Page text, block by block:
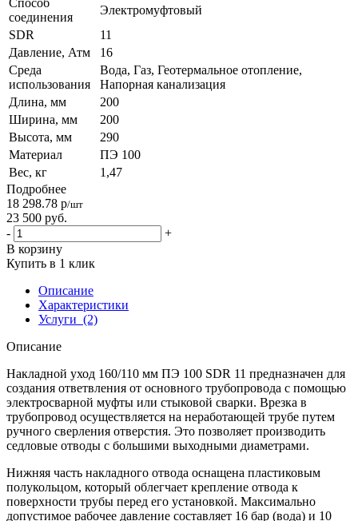
соединения
Электромуфтовый
SDR
11
Давление, Атм
16
Среда
использования
Вода, Газ, Геотермальное отопление,
Напорная канализация
Длина, мм
200
Ширина, мм
200
Высота, мм
290
Материал
ПЭ 100
Вес, кг
1,47
Подробнее
18 298.78 р/шт
23 500 руб.
-
+
В корзину
Купить в 1 клик
Описание
Характеристики
Услуги (2)
Описание
Накладной уход 160/110 мм ПЭ 100 SDR 11 предназначен для
создания ответвления от основного трубопровода с помощью
электросварной муфты или стыковой сварки. Врезка в
трубопровод осуществляется на неработающей трубе путем
ручного сверления отверстия. Это позволяет производить
седловые отводы с большими выходными диаметрами.
Нижняя часть накладного отвода оснащена пластиковым
полукольцом, который облегчает крепление отвода к
поверхности трубы перед его установкой. Максимально
допустимое рабочее давление составляет 16 бар (вода) и 10